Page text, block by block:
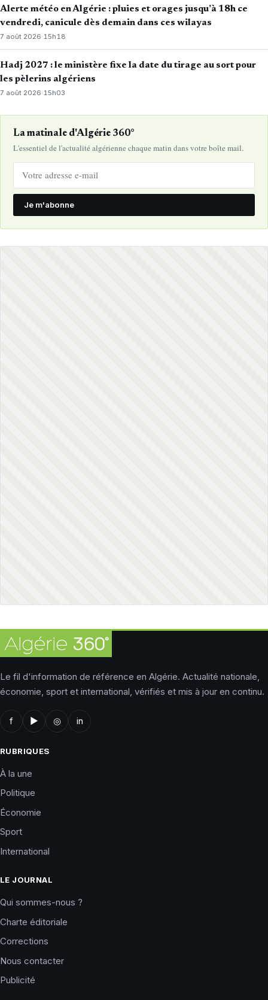
Alerte météo en Algérie : pluies et orages jusqu’à 18h ce
vendredi, canicule dès demain dans ces wilayas
7 août 2026· 15h18
Hadj 2027 : le ministère fixe la date du tirage au sort pour
les pèlerins algériens
7 août 2026·15h03
La matinale d'Algérie 360°
L'essentiel de l'actualité algérienne chaque matin dans votre boîte mail.
Je m'abonne
Le fil d'information de référence en Algérie. Actualité nationale,
économie, sport et international, vérifiés et mis à jour en continu.
f ▶ ◎ in
RUBRIQUES
À la une
Politique
Économie
Sport
International
LE JOURNAL
Qui sommes-nous ?
Charte éditoriale
Corrections
Nous contacter
Publicité